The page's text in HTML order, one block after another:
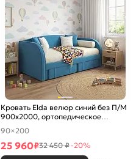
Кровать Elda велюр синий без П/М
900x2000, ортопедическое
основание, изголовье мягкое
90×200
25 960₽32 450 ₽-20%